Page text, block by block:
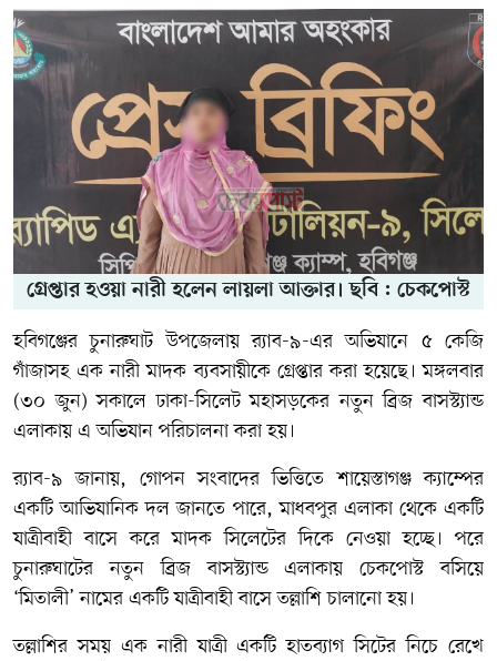
গ্রেপ্তার হওয়া নারী হলেন লায়লা আক্তার। ছবি : চেকপোস্ট
হবিগঞ্জের চুনারুঘাট উপজেলায় র‌্যাব-৯-এর অভিযানে ৫ কেজি
গাঁজাসহ এক নারী মাদক ব্যবসায়ীকে গ্রেপ্তার করা হয়েছে। মঙ্গলবার
(৩০ জুন) সকালে ঢাকা-সিলেট মহাসড়কের নতুন ব্রিজ বাসস্ট্যান্ড
এলাকায় এ অভিযান পরিচালনা করা হয়।
র‌্যাব-৯ জানায়, গোপন সংবাদের ভিত্তিতে শায়েস্তাগঞ্জ ক্যাম্পের
একটি আভিযানিক দল জানতে পারে, মাধবপুর এলাকা থেকে একটি
যাত্রীবাহী বাসে করে মাদক সিলেটের দিকে নেওয়া হচ্ছে। পরে
চুনারুঘাটের নতুন ব্রিজ বাসস্ট্যান্ড এলাকায় চেকপোস্ট বসিয়ে
‘মিতালী’ নামের একটি যাত্রীবাহী বাসে তল্লাশি চালানো হয়।
তল্লাশির সময় এক নারী যাত্রী একটি হাতব্যাগ সিটের নিচে রেখে